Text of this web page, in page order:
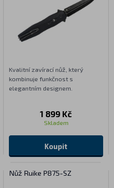
Kvalitní zavírací nůž, který
kombinuje funkčnost s
elegantním designem.
1 899 Kč
Skladem
Koupit
Nůž Ruike P875-SZ